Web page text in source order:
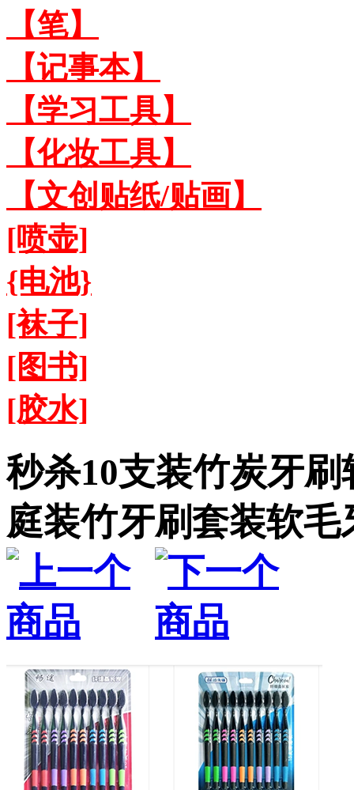
【笔】
【记事本】
【学习工具】
【化妆工具】
【文创贴纸/贴画】
[喷壶]
{电池}
[袜子]
[图书]
[胶水]
秒杀10支装竹炭牙
庭装竹牙刷套装软毛